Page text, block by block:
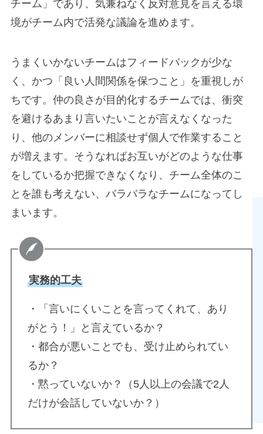
チーム」であり、気兼ねなく反対意見を言える環
境がチーム内で活発な議論を進めます。
うまくいかないチームはフィードバックが少な
く、かつ「良い人間関係を保つこと」を重視しが
ちです。仲の良さが目的化するチームでは、衝突
を避けるあまり言いたいことが言えなくなった
り、他のメンバーに相談せず個人で作業すること
が増えます。そうなればお互いがどのような仕事
をしているか把握できなくなり、チーム全体のこ
とを誰も考えない、バラバラなチームになってし
まいます。
実務的工夫
・「言いにくいことを言ってくれて、あり
がとう！」と言えているか？
・都合が悪いことでも、受け止められてい
るか？
・黙っていないか？（5人以上の会議で2人
だけが会話していないか？）